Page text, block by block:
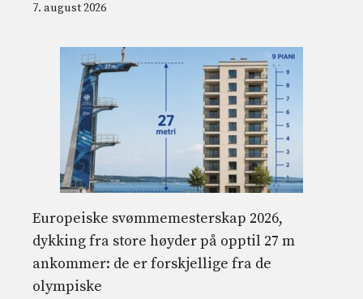
7. august 2026
Europeiske svømmemesterskap 2026,
dykking fra store høyder på opptil 27 m
ankommer: de er forskjellige fra de
olympiske